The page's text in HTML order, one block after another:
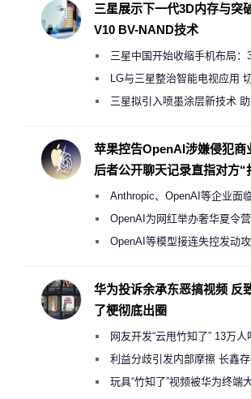
三星展示下一代3D内存与突
V10 BV-NAND技术
三星中国开始收缩手机布局：
月销售额不达标门店 将被逐步清
LG与三星整治智能电视应用
偷偷共享带宽的违规行为
三星拟引入喷墨涂层新技术
度
苹果控告OpenAI涉嫌侵犯商
后者公开聊天记录直指对方“
Anthropic、OpenAI等企业面
《人工智能法案》全新执法权限
OpenAI为网红举办奢华夏令营
2000美元一晚 遭讽“反乌托邦”
OpenAI等模型接连失控发动
华为投诉余承东恶搞视频 反
了梗彻底出圈
网友开发“云甩竹知了” 13万人
绕梁”利益分歧引发内部摩擦 长鑫
曾将华为驻场工程师驱逐出研发
玩具“竹知了”视频被华为终端